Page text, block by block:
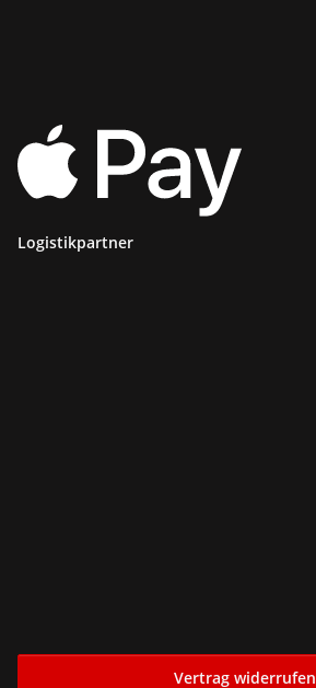
Logistikpartner
Vertrag widerrufen